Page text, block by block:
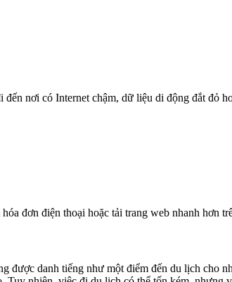
nơi có Internet chậm, dữ liệu di động đắt
đơn điện thoại hoặc tải trang web nhanh hơn
được danh tiếng như một điểm đến du lịch cho